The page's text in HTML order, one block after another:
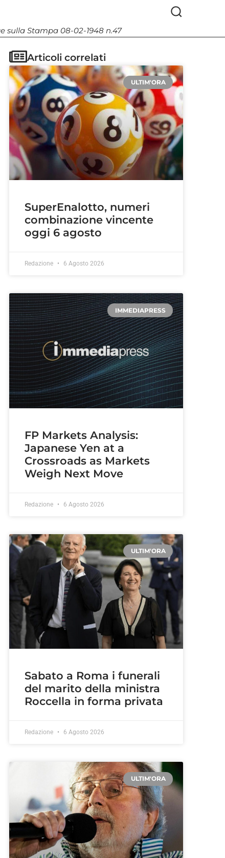
sulla Stampa 08-02-1948 n.47
Articoli correlati
ULTIM'ORA
SuperEnalotto, numeri
combinazione vincente
oggi 6 agosto
Redazione 6 Agosto 2026
IMMEDIAPRESS
FP Markets Analysis:
Japanese Yen at a
Crossroads as Markets
Weigh Next Move
Redazione 6 Agosto 2026
ULTIM'ORA
Sabato a Roma i funerali
del marito della ministra
Roccella in forma privata
Redazione 6 Agosto 2026
ULTIM'ORA